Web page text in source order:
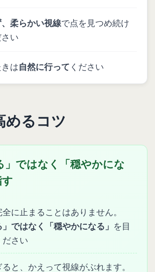
柔らかい視線で点を見つめ続け
い
は自然に行って ください
めるコツ
」ではなく「穏やかにな
に止まることはありません。
」ではなく「穏やかになる」 を目
さい
と、かえって視線がぶれます。